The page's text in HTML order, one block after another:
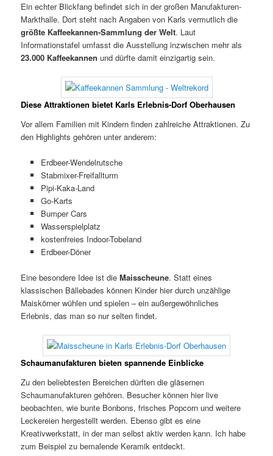
Ein echter Blickfang befindet sich in der großen Manufakturen-
Markthalle. Dort steht nach Angaben von Karls vermutlich die
größte Kaffeekannen-Sammlung der Welt. Laut
Informationstafel umfasst die Ausstellung inzwischen mehr als
23.000 Kaffeekannen und dürfte damit einzigartig sein.
Diese Attraktionen bietet Karls Erlebnis-Dorf Oberhausen
Vor allem Familien mit Kindern finden zahlreiche Attraktionen. Zu
den Highlights gehören unter anderem:
Erdbeer-Wendelrutsche
Stabmixer-Freifallturm
Pipi-Kaka-Land
Go-Karts
Bumper Cars
Wasserspielplatz
kostenfreies Indoor-Tobeland
Erdbeer-Döner
Eine besondere Idee ist dieMaisscheune. Statt eines
klassischen Bällebades können Kinder hier durch unzählige
Maiskörner wühlen und spielen – ein außergewöhnliches
Erlebnis, das man so nur selten findet.
Schaumanufakturen bieten spannende Einblicke
Zu den beliebtesten Bereichen dürften die gläsernen
Schaumanufakturen gehören. Besucher können hier live
beobachten, wie bunte Bonbons, frisches Popcorn und weitere
Leckereien hergestellt werden. Ebenso gibt es eine
Kreativwerkstatt, in der man selbst aktiv werden kann. Ich habe
zum Beispiel zu bemalende Keramik entdeckt.